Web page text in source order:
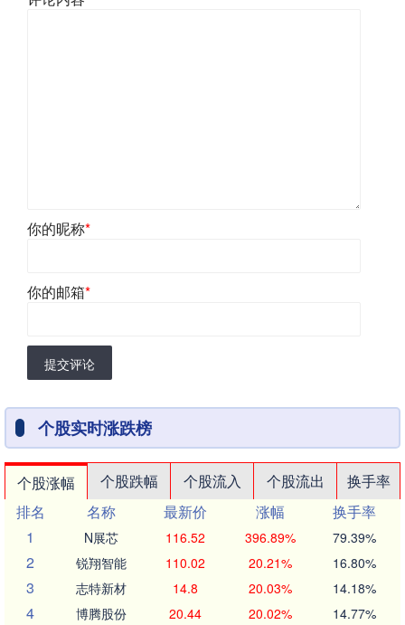
你的昵称*
你的邮箱*
提交评论
个股实时涨跌榜
个股涨幅 个股跌幅 个股流入 个股流出
换手率
排名
名称 最新价 涨幅
换手率
1
N展芯 116.52 396.89% 79.39%
2 锐翔智能 110.02 20.21% 16.80%
3 志特新材 14.8 20.03% 14.18%
4 博腾股份 20.44 20.02% 14.77%